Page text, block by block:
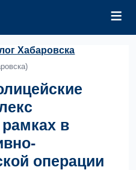
≡
Хабаровска
в
операции